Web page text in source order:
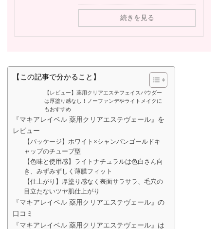
続きを見る
【この記事で分かること】
【レビュー】薬用クリアエステフェイスパウダー
は厚塗り感なし！ノーファンデやライトメイクに
もおすすめ
『マキアレイベル 薬用クリアエステヴェール』を
レビュー
【パッケージ】ホワイト×シャンパンゴールドキ
ャップのチューブ型
【色味と使用感】ライトナチュラルは色白さん向
き、みずみずしく薄膜フィット
【仕上がり】厚塗り感なく表面サラサラ、毛穴の
目立たないツヤ肌仕上がり
『マキアレイベル 薬用クリアエステヴェール』の
口コミ
『マキアレイベル 薬用クリアエステヴェール』は